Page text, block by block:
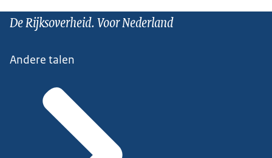
De Rijksoverheid. Voor Nederland
Andere talen